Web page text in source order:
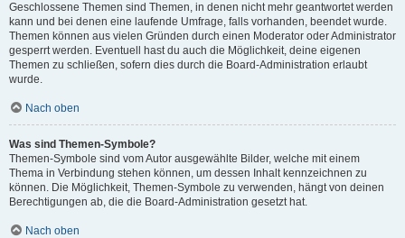
Geschlossene Themen sind Themen, in denen nicht mehr geantwortet werden
kann und bei denen eine laufende Umfrage, falls vorhanden, beendet wurde.
Themen können aus vielen Gründen durch einen Moderator oder Administrator
gesperrt werden. Eventuell hast du auch die Möglichkeit, deine eigenen
Themen zu schließen, sofern dies durch die Board-Administration erlaubt
wurde.
Nach oben
Was sind Themen-Symbole?
Themen-Symbole sind vom Autor ausgewählte Bilder, welche mit einem
Thema in Verbindung stehen können, um dessen Inhalt kennzeichnen zu
können. Die Möglichkeit, Themen-Symbole zu verwenden, hängt von deinen
Berechtigungen ab, die die Board-Administration gesetzt hat.
Nach oben